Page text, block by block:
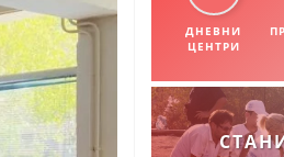
ДНЕВНИ
ЦЕНТРИ